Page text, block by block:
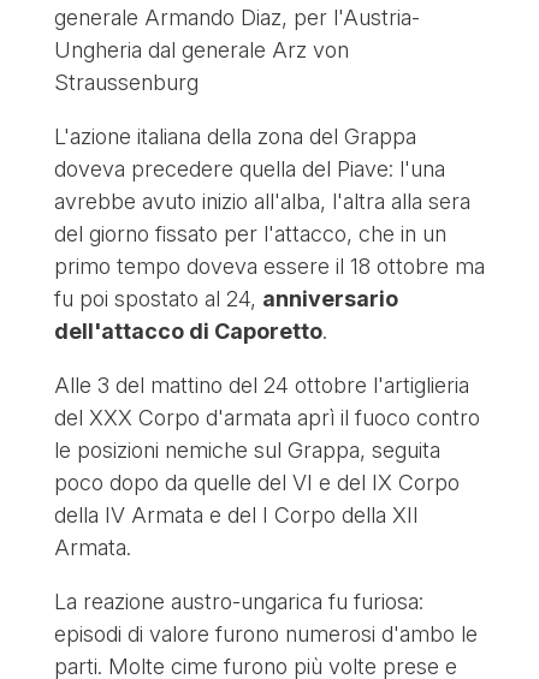
generale Armando Diaz, per l'Austria-
Ungheria dal generale Arz von
Straussenburg
L'azione italiana della zona del Grappa
doveva precedere quella del Piave: l'una
avrebbe avuto inizio all'alba, l'altra alla sera
del giorno fissato per l'attacco, che in un
primo tempo doveva essere il 18 ottobre ma
fu poi spostato al 24, anniversario
dell'attacco di Caporetto.
Alle 3 del mattino del 24 ottobre l'artiglieria
del XXX Corpo d'armata aprì il fuoco contro
le posizioni nemiche sul Grappa, seguita
poco dopo da quelle del VI e del IX Corpo
della IV Armata e del I Corpo della XII
Armata.
La reazione austro-ungarica fu furiosa:
episodi di valore furono numerosi d'ambo le
parti. Molte cime furono più volte prese e